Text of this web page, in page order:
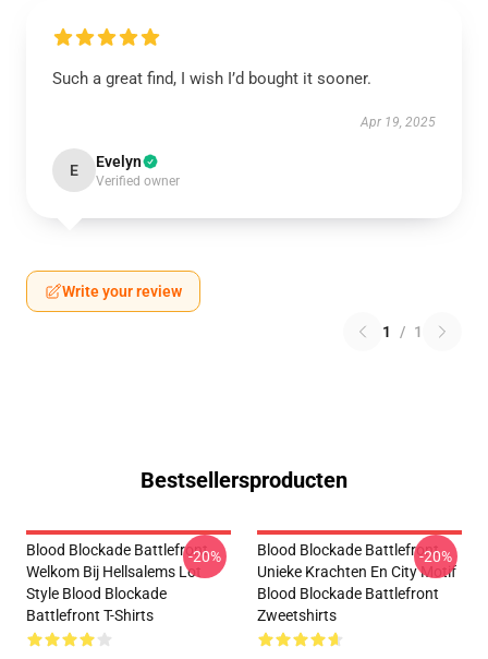
Such a great find, I wish I’d bought it sooner.
Apr 19, 2025
E Evelyn
Verified owner
Write your review
1 / 1
Bestsellersproducten
Blood Blockade Battlefront
Welkom Bij Hellsalems Lot
Style Blood Blockade
Battlefront T-Shirts
-20%
Blood Blockade Battlefront
Unieke Krachten En City Motif
Blood Blockade Battlefront
Zweetshirts
-20%